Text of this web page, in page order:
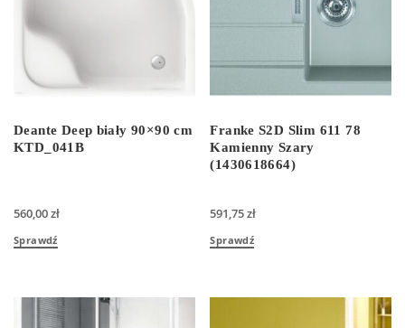
Deante Deep biały 90×90 cm
KTD_041B
560,00zł
Sprawdź
Franke S2D Slim 611 78
Kamienny Szary
(1430618664)
591,75zł
Sprawdź